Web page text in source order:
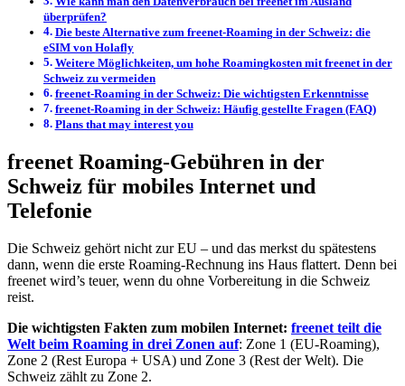
überprüfen?
Die beste Alternative zum freenet-Roaming in der Schweiz: die
eSIM von Holafly
Weitere Möglichkeiten, um hohe Roamingkosten mit freenet in der
Schweiz zu vermeiden
freenet-Roaming in der Schweiz: Die wichtigsten Erkenntnisse
freenet-Roaming in der Schweiz: Häufig gestellte Fragen (FAQ)
Plans that may interest you
freenet Roaming-Gebühren in der
Schweiz für mobiles Internet und
Telefonie
Die Schweiz gehört nicht zur EU – und das merkst du spätestens
dann, wenn die erste Roaming-Rechnung ins Haus flattert. Denn bei
freenet wird’s teuer, wenn du ohne Vorbereitung in die Schweiz
reist.
Die wichtigsten Fakten zum mobilen Internet: freenet teilt die
Welt beim Roaming in drei Zonen auf: Zone 1 (EU-Roaming),
Zone 2 (Rest Europa + USA) und Zone 3 (Rest der Welt). Die
Schweiz zählt zu Zone 2.